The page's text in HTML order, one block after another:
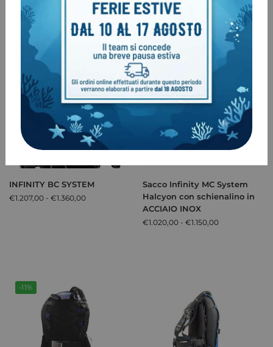
INFINITY BC SYSTEM
€1.207,00 - €1.360,00
-11%
Sacco Infinity MC System
Halcyon con schienalino in
ACCIAIO INOX
€1.020,00 - €1.150,00
-11%